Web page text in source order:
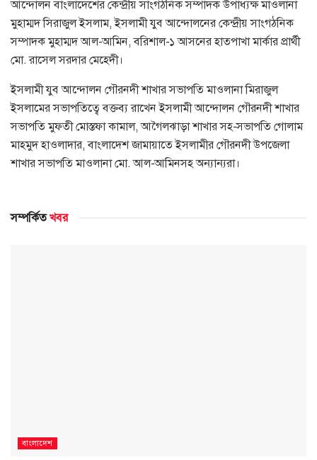
আন্দোলন বাংলাদেশের কেন্দ্রীয় সাংগঠনিক সম্পাদক উপাধ্যক্ষ মাওলানা
মুহাম্মদ সিরাজুল ইসলাম, ইসলামী যুব আন্দোলনের কেন্দ্রীয় সাংগঠনিক
সম্পাদক মুহাম্মদ আল-আমিন, বরিশাল-১ আসনের হাতপাখা মার্কার প্রার্থী
মো. রাসেল সরদার মেহেদী।
ইসলামী যুব আন্দোলন গৌরনদী শাখার সভাপতি মাওলানা মিরাজুল
ইসলামের সভাপতিত্বে বক্তব্য রাখেন ইসলামী আন্দোলন গৌরনদী শাখার
সভাপতি মুফতী মোস্তফা কামাল, আগৈলঝাড়া শাখার সহ-সভাপতি গোলাম
মাহমুদ হাওলাদার, বাংলাদেশ জামায়াতে ইসলামীর গৌরনদী উপজেলা
শাখার সভাপতি মাওলানা মো. আল-আমিনসহ অন্যান্যরা।
সম্পর্কিতখবর
বাংলাদেশ